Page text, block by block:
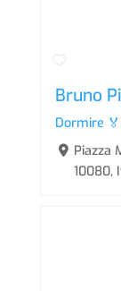
Bruno
Dormire 🏅
Piazza
10080,